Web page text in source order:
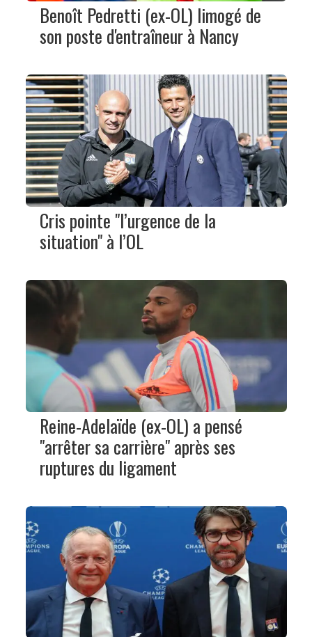
Benoît Pedretti (ex-OL) limogé de
son poste d'entraîneur à Nancy
Cris pointe "l’urgence de la
situation" à l’OL
Reine-Adelaïde (ex-OL) a pensé
"arrêter sa carrière" après ses
ruptures du ligament